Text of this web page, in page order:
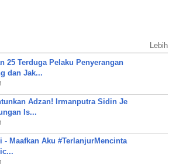
Lebih
25 Terduga Pelaku Penyerangan
dan Jak...
Adzan! Irmanputra Sidin Je
Is...
- Maafkan Aku #TerlanjurMencinta